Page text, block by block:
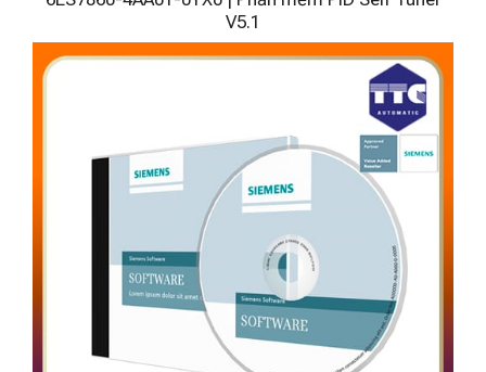
V5.1